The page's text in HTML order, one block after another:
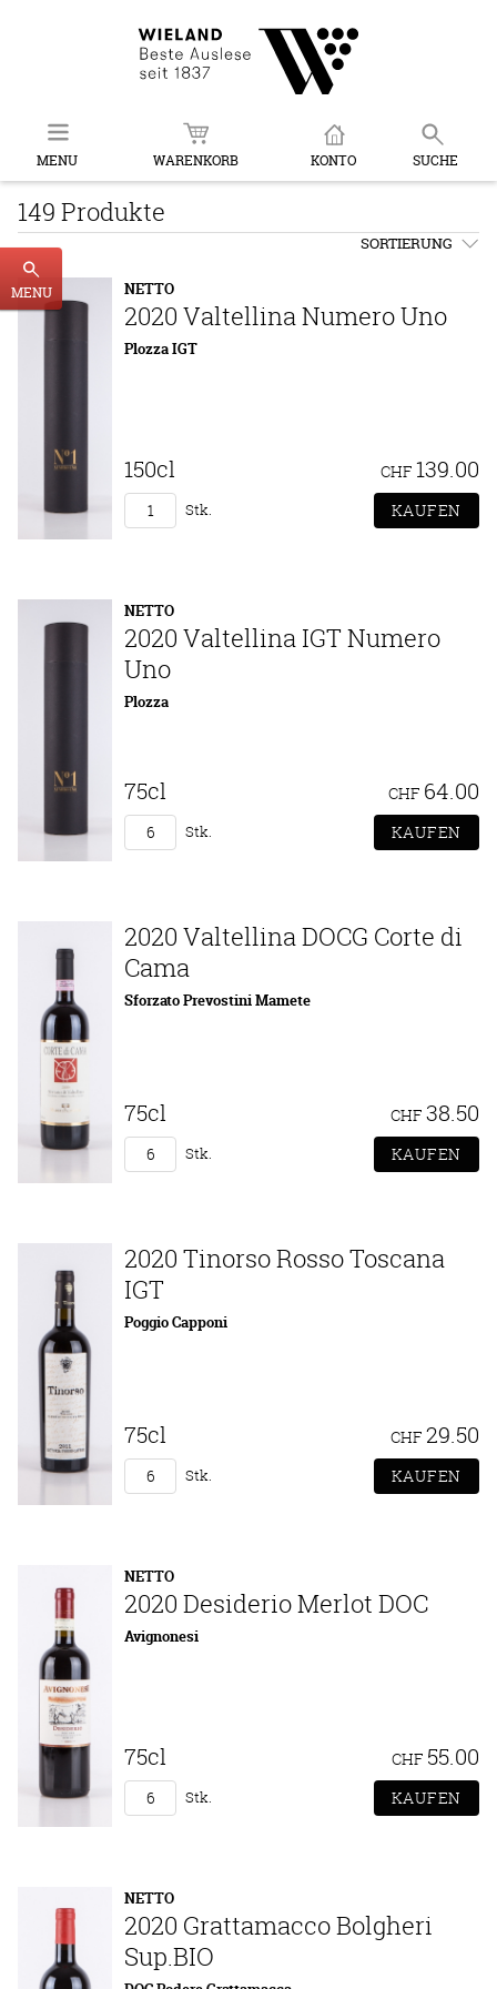
MENU WARENKORB KONTO SUCHE
MENU
149 Produkte
SORTIERUNG
NETTO
2020 Valtellina Numero Uno
Plozza IGT
150cl CHF 139.00
Stk.
NETTO
2020 Valtellina IGT Numero
Uno
Plozza
75cl CHF 64.00
Stk.
2020 Valtellina DOCG Corte di
Cama
Sforzato Prevostini Mamete
75cl CHF 38.50
Stk.
2020 Tinorso Rosso Toscana
IGT
Poggio Capponi
75cl CHF 29.50
Stk.
NETTO
2020 Desiderio Merlot DOC
Avignonesi
75cl CHF 55.00
Stk.
NETTO
2020 Grattamacco Bolgheri
Sup.BIO